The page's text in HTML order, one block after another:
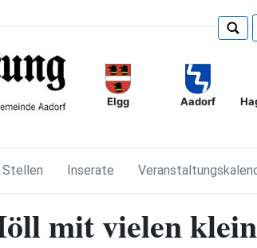
Elgg Aadorf
Stellen Inserate
mit vielen